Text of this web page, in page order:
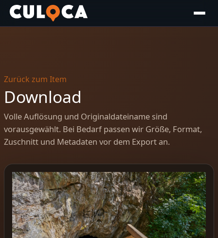
Zurück zum Item
Download
Volle Auflösung und Originaldateiname sind
vorausgewählt. Bei Bedarf passen wir Größe, Format,
Zuschnitt und Metadaten vor dem Export an.